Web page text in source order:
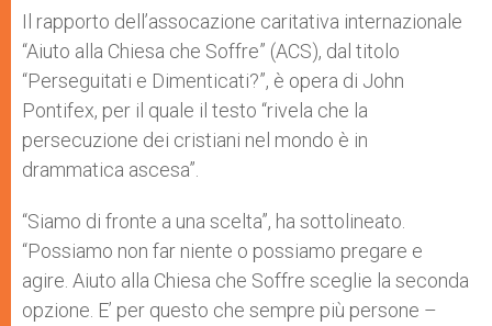
Il rapporto dell’assocazione caritativa internazionale
“Aiuto alla Chiesa che Soffre” (ACS), dal titolo
“Perseguitati e Dimenticati?”, è opera di John
Pontifex, per il quale il testo “rivela che la
persecuzione dei cristiani nel mondo è in
drammatica ascesa”.
“Siamo di fronte a una scelta”, ha sottolineato.
“Possiamo non far niente o possiamo pregare e
agire. Aiuto alla Chiesa che Soffre sceglie la seconda
opzione. E’ per questo che sempre più persone –